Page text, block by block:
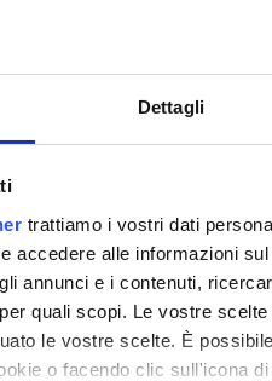
Dettagli
trattiamo i vostri dati
accedere alle informazioni
annunci e i contenuti,
quali scopi. Le vostre
le vostre scelte. È
o facendo clic sull'icona
di I/II grado) sulle
fasi del disaster
strategie di coping nella
prevenzione del rischio di
Emotiva e Terremoti
su emozioni e strategie di